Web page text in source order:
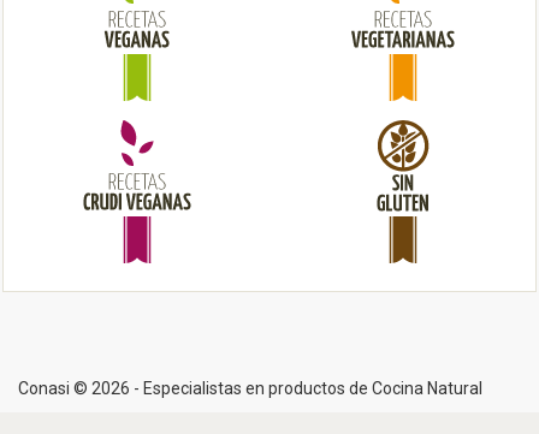
Conasi © 2026 - Especialistas en productos de Cocina Natural